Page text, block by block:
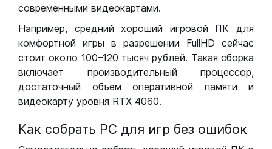
современными видеокартами.
Например, средний хороший игровой ПК для
комфортной игры в разрешении FullHD сейчас
стоит около 100–120 тысяч рублей. Такая сборка
включает производительный процессор,
достаточный объем оперативной памяти и
видеокарту уровня RTX 4060.
Как собрать РС для игр без ошибок